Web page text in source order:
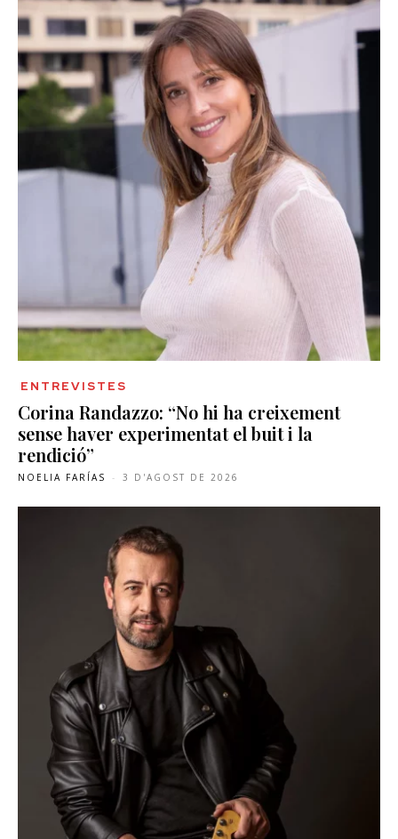
ENTREVISTES
Corina Randazzo: “No hi ha creixement
sense haver experimentat el buit i la
rendició”
NOELIA FARÍAS - 3 D'AGOST DE 2026